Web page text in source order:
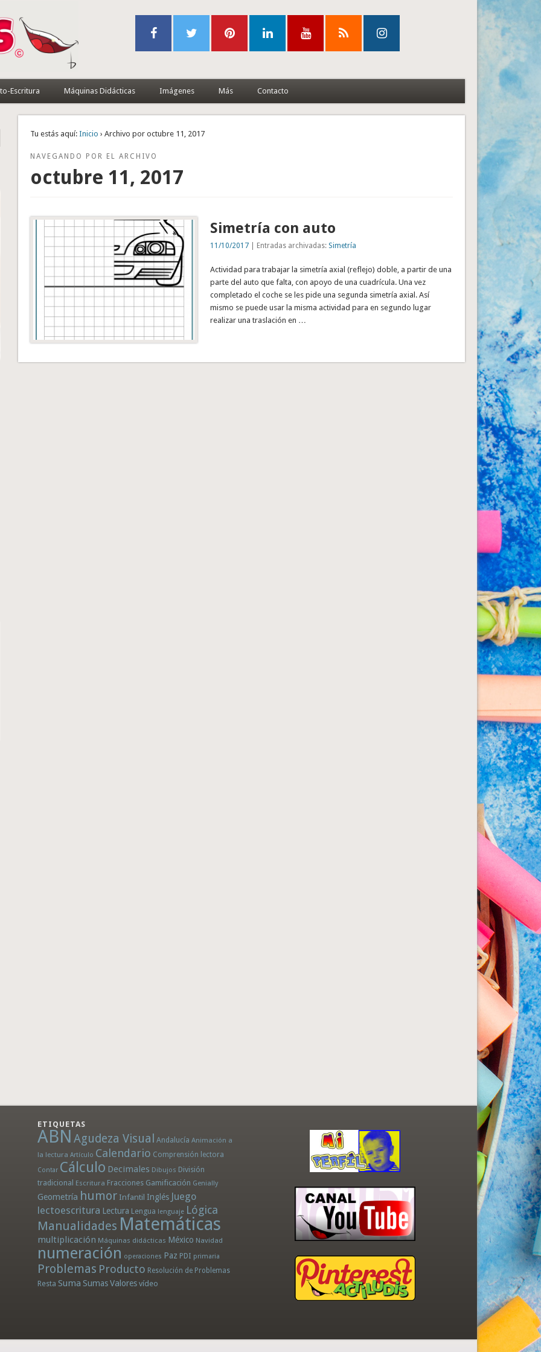
Escritura Máquinas Didácticas Imágenes Más Contacto
Tu estás aquí: Inicio › Archivo por octubre 11, 2017
NAVEGANDO POR EL ARCHIVO
octubre 11, 2017
Simetría con auto
11/10/2017| Entradas archivadas: Simetría
Actividad para trabajar la simetría axial (reflejo) doble, a partir de una
parte del auto que falta, con apoyo de una cuadrícula. Una vez
completado el coche se les pide una segunda simetría axial. Así
mismo se puede usar la misma actividad para en segundo lugar
realizar una traslación en …
ETIQUETAS
ABN Agudeza Visual Andalucía Animación a
la lectura Artículo Calendario Comprensión lectora
Contar Cálculo Decimales Dibujos División
tradicional Escritura Fracciones Gamificación Genially
Geometría humor Infantil Inglés Juego
lectoescritura Lectura Lengua lenguaje Lógica
Manualidades Matemáticas
multiplicación Máquinas didácticas México Navidad
numeración operaciones Paz PDI primaria
Problemas Producto Resolución de Problemas
Resta Suma SumasValores vídeo